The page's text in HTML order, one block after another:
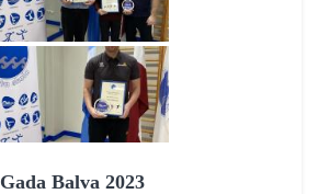
Gada Balva 2023